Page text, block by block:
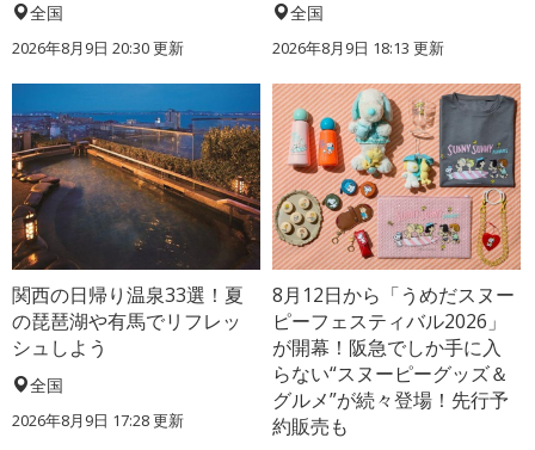
全国
2026年8月9日 20:30更新
全国
2026年8月9日 18:13 更新
関西の日帰り温泉33選！夏
の琵琶湖や有馬でリフレッ
シュしよう
全国
2026年8月9日 17:28更新
8月12日から「うめだスヌー
ピーフェスティバル2026」
が開幕！阪急でしか手に入
らない“スヌーピーグッズ＆
グルメ”が続々登場！先行予
約販売も